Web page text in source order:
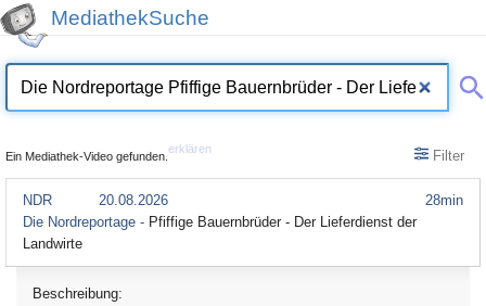
MediathekSuche
Ein Mediathek-Video gefunden.
erklären Filter
28min
NDR
20.08.2026
Die Nordreportage - Pfiffige Bauernbrüder - Der Lieferdienst der
Landwirte
Beschreibung: